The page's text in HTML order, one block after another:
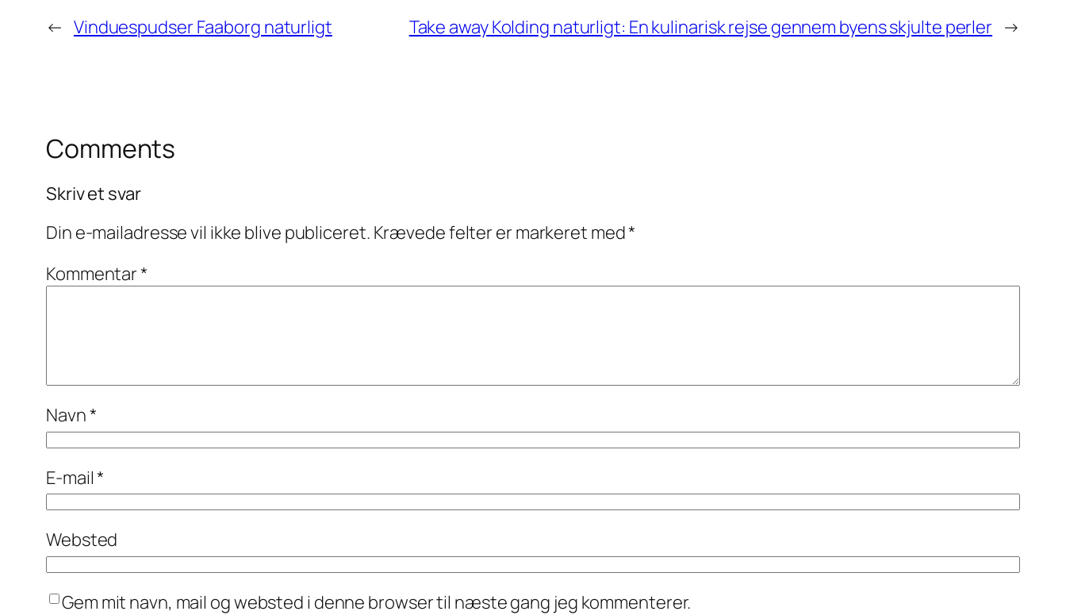
← Vinduespudser Faaborg naturligt Take away Kolding naturligt: En kulinarisk rejse gennem byens skjulte perler →
Comments
Skriv et svar
Din e-mailadresse vil ikke blive publiceret. Krævede felter er markeret med*
Kommentar*
Navn*
E-mail*
Websted
Gem mit navn, mail og websted i denne browser til næste gang jeg kommenterer.